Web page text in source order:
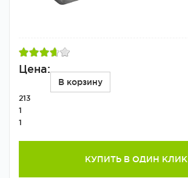
Цена:
В корзину
213
1
1
КУПИТЬ В ОДИН КЛИК